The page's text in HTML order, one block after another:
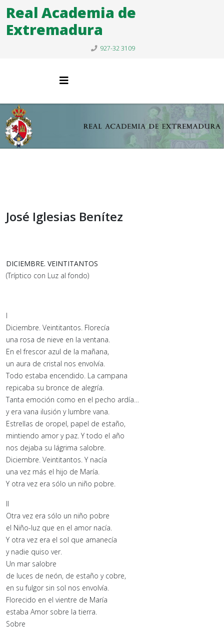
Real Academia de
Extremadura
927-32 3109
José Iglesias Benítez
DICIEMBRE. VEINTITANTOS
(Tríptico con Luz al fondo)
I
Diciembre. Veintitantos. Florecía
una rosa de nieve en la ventana.
En el frescor azul de la mañana,
un aura de cristal nos envolvía.
Todo estaba encendido. La campana
repicaba su bronce de alegría.
Tanta emoción como en el pecho ardía…
y era vana ilusión y lumbre vana.
Estrellas de oropel, papel de estaño,
mintiendo amor y paz. Y todo el año
nos dejaba su lágrima salobre.
Diciembre. Veintitantos. Y nacía
una vez más el hijo de María.
Y otra vez era sólo un niño pobre.
II
Otra vez era sólo un niño pobre
el Niño-luz que en el amor nacía.
Y otra vez era el sol que amanecía
y nadie quiso ver.
Un mar salobre
de luces de neón, de estaño y cobre,
en su fulgor sin sol nos envolvía.
Florecido en el vientre de María
estaba Amor sobre la tierra.
Sobre